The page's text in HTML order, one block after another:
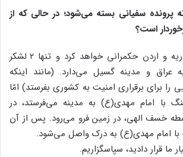
پرونده سفیانی بسته می‌شود؛ در حالی که از
است؟
سفیانی فقط بر سوریه و اردن حکمرانی خواهد کرد و تنها ۲ لشکر
عراق و مدینه گسیل می‌دارد. (مانند اینکه
را برای برقراری امنیت به کشوری بفرستد) امّا
با امام مهدی(ع) به مدینه می‌فرستد، در
خسف الهی، در زمین فرو می‌رود. پس از آن
امام مهدی(ع) به درک واصل می‌شود.
ما قرار دادید، سپاسگزاریم.